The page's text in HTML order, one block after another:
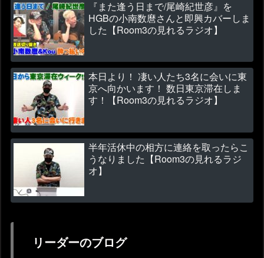
『また逢う日まで/尾崎紀世彦』を
HGBの小南数麿さんと即興カバーしま
した【Room3の見れるラジオ】
本日より！ 凄い人たち3名に会いに東
京へ向かいます！ 数日東京滞在しま
す！【Room3の見れるラジオ】
半年活休中の相方に連絡を取ったらこ
うなりました【Room3の見れるラジ
オ】
リーダーのブログ